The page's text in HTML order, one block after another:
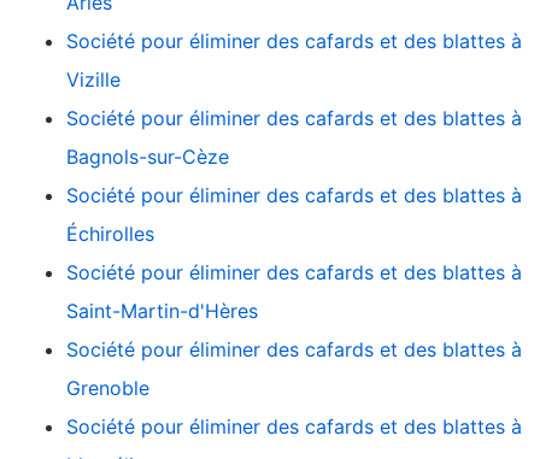
Société pour éliminer des cafards et des blattes à
Vizille
Société pour éliminer des cafards et des blattes à
Bagnols-sur-Cèze
Société pour éliminer des cafards et des blattes à
Échirolles
Société pour éliminer des cafards et des blattes à
Saint-Martin-d'Hères
Société pour éliminer des cafards et des blattes à
Grenoble
Société pour éliminer des cafards et des blattes à